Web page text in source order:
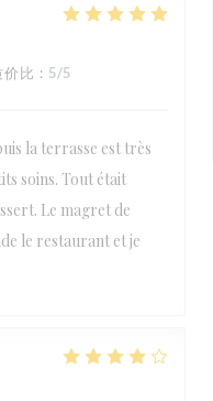
价比 : 5/5
la terrasse est très
soins. Tout était
Le magret de
le restaurant et je